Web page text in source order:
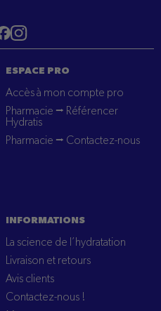
Visitez notre tiktok
Visitez notre Facebook
ESPACE PRO
Accès à mon compte pro
Pharmacie ⭢ Référencer
Hydratis
Pharmacie ⭢ Contactez-nous
INFORMATIONS
La science de l’hydratation
Livraison et retours
Avis clients
Contactez-nous !